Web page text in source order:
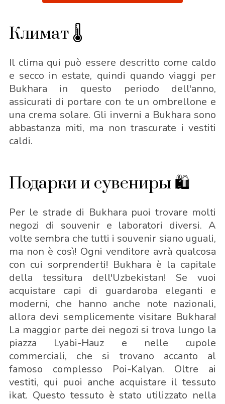
Климат 🌡
Il clima qui può essere descritto come caldo
e secco in estate, quindi quando viaggi per
Bukhara in questo periodo dell'anno,
assicurati di portare con te un ombrellone e
una crema solare. Gli inverni a Bukhara sono
abbastanza miti, ma non trascurate i vestiti
caldi.
Подарки и сувениры 🛍
Per le strade di Bukhara puoi trovare molti
negozi di souvenir e laboratori diversi. A
volte sembra che tutti i souvenir siano uguali,
ma non è così! Ogni venditore avrà qualcosa
con cui sorprenderti! Bukhara è la capitale
della tessitura dell'Uzbekistan! Se vuoi
acquistare capi di guardaroba eleganti e
moderni, che hanno anche note nazionali,
allora devi semplicemente visitare Bukhara!
La maggior parte dei negozi si trova lungo la
piazza Lyabi-Hauz e nelle cupole
commerciali, che si trovano accanto al
famoso complesso Poi-Kalyan. Oltre ai
vestiti, qui puoi anche acquistare il tessuto
ikat. Questo tessuto è stato utilizzato nella